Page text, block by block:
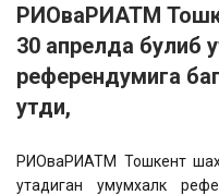
РИОваРИАТМ
30 апрелда булиб
референдумига
утди,
РИОваРИАТМ Тошкент
утадиган умумхалк